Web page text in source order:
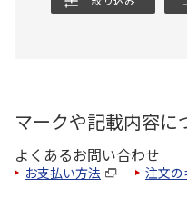
マークや記載内容に
よくあるお問い合わせ
お支払い方法 注文の